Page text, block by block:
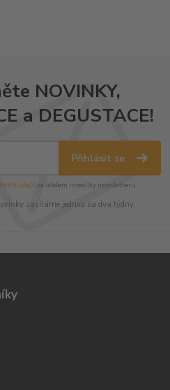
NOVINKY,
a DEGUSTACE!
Přihlásit se
údajůza účelem rozesílky newsletteru.
zasíláme jednou za dva týdny.